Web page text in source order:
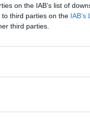
on the IAB’s list of
third parties on the IAB’s
third parties.